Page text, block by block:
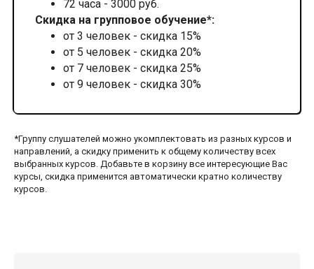
72 часа - 3000 руб.
Скидка на групповое обучение*:
от 3 человек - скидка 15%
от 5 человек - скидка 20%
от 7 человек - скидка 25%
от 9 человек - скидка 30%
*Группу слушателей можно укомплектовать из разных курсов и
направлений, а скидку применить к общему количеству всех
выбранных курсов. Добавьте в корзину все интересующие Вас
курсы, скидка применится автоматически кратно количеству
курсов.